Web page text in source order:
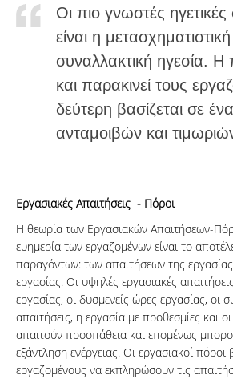
Οι πιο γνωστές
είναι η
συναλλακτική ηγεσία. Η
και παρακινεί τους
δεύτερη βασίζεται σε
ανταμοιβών και
Εργασιακές Απαιτήσεις - Πόροι
Η θεωρία των Εργασιακών Απαιτήσεων-
ευημερία των εργαζομένων είναι το
παραγόντων: των απαιτήσεων της
εργασίας. Οι υψηλές εργασιακές
εργασίας, οι δυσμενείς ώρες εργασίας, οι
απαιτήσεις, η εργασία με προθεσμίες και
απαιτούν προσπάθεια και επομένως
εξάντληση ενέργειας. Οι εργασιακοί
εργαζομένους να εκπληρώσουν τις